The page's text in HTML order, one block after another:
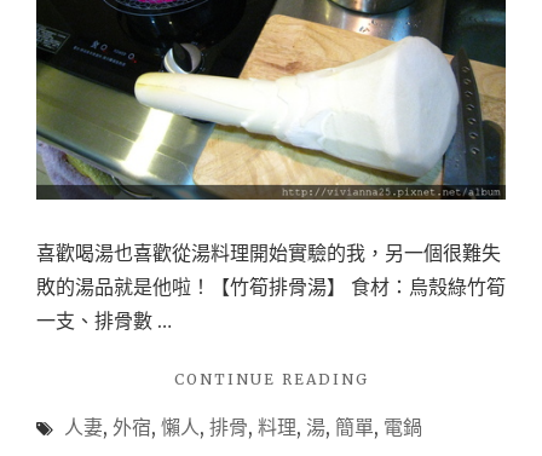
喜歡喝湯也喜歡從湯料理開始實驗的我，另一個很難失
敗的湯品就是他啦！【竹筍排骨湯】 食材：烏殼綠竹筍
一支、排骨數 …
CONTINUE READING
電
人妻, 外宿, 懶人 , 排骨, 料理, 湯, 簡單, 電鍋